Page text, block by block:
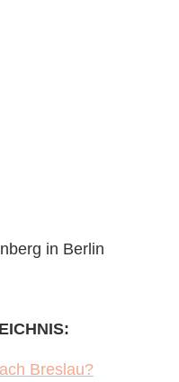
in Berlin
Breslau?